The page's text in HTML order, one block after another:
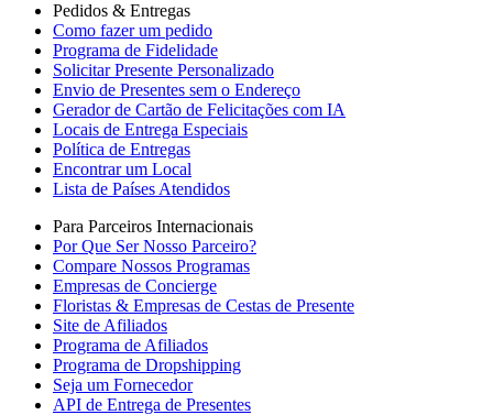
Pedidos & Entregas
Como fazer um pedido
Programa de Fidelidade
Solicitar Presente Personalizado
Envio de Presentes sem o Endereço
Gerador de Cartão de Felicitações com IA
Locais de Entrega Especiais
Política de Entregas
Encontrar um Local
Lista de Países Atendidos
Para Parceiros Internacionais
Por Que Ser Nosso Parceiro?
Compare Nossos Programas
Empresas de Concierge
Floristas & Empresas de Cestas de Presente
Site de Afiliados
Programa de Afiliados
Programa de Dropshipping
Seja um Fornecedor
API de Entrega de Presentes